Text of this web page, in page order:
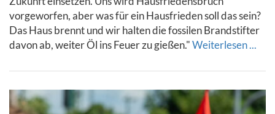
vorgeworfen, aber was für ein Hausfrieden soll das sein?
Das Haus brennt und wir halten die fossilen Brandstifter
davon ab, weiter Öl ins Feuer zu gießen."Weiterlesen ...